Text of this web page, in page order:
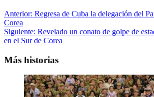
Navegación
de
entradas
Anterior: Regresa de Cuba la delegación del
Corea
Siguiente: Revelado un conato de golpe de
en el Sur de Corea
Más historias